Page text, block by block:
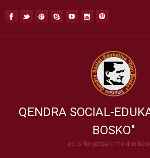
QENDRA SOCIAL-
BOSKO"
ec, shko përpara me don